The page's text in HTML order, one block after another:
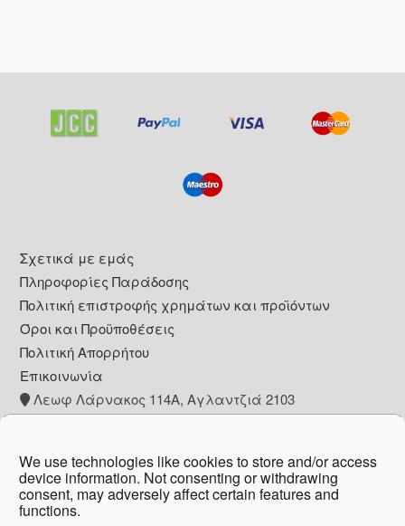
We use technologies like cookies to store and/or access
device information. Not consenting or withdrawing
consent, may adversely affect certain features and
functions.
Footer
Σχετικά με εμάς
Πληροφορίες Παράδοσης
Πολιτική επιστροφής χρημάτων και προϊόντων
Όροι και Προϋποθέσεις
Πολιτική Απορρήτου
Επικοινωνία
Λεωφ Λάρνακος 114Α, Αγλαντζιά 2103